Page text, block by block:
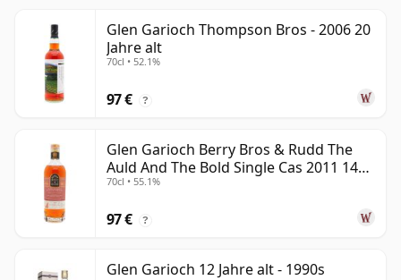
Glen Garioch Thompson Bros - 2006 20
Jahre alt
70cl • 52.1%
97 € ?
Glen Garioch Berry Bros & Rudd The
Auld And The Bold Single Cas 2011 14
Jahre alt
70cl • 55.1%
97 € ?
Glen Garioch 12 Jahre alt - 1990s